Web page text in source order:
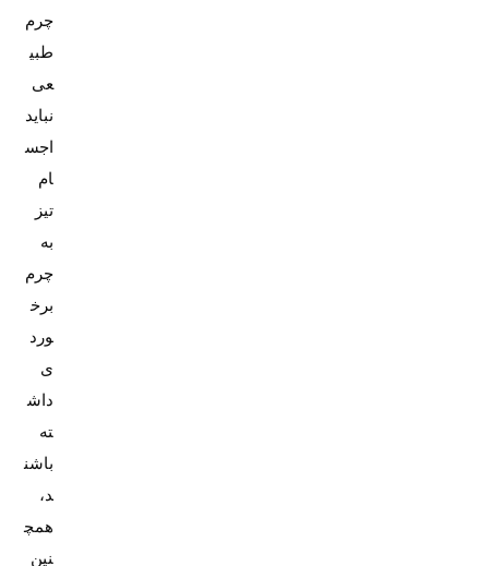
چرم
طبی
عی
نباید
اجس
ام
تیز
به
چرم
برخ
ورد
ی
داش
ته
باشن
د،
همچ
نین